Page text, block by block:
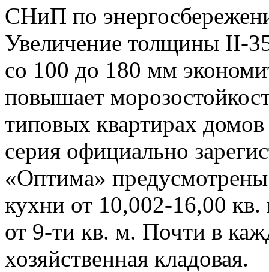
СНиП по
Увеличение толщины II-
со 100 до 180 мм
повышает
типовых квартирах
серия официально
«Оптима»
кухни от 10,002-16,00
от 9-ти кв. м. Почти в
хозяйственная кладовая.